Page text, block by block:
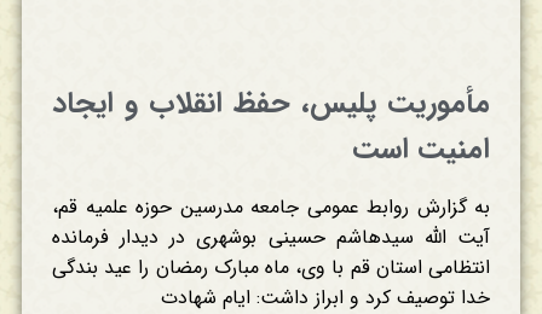
مأموریت پلیس، حفظ انقلاب و ایجاد
امنیت است
به گزارش روابط عمومی جامعه مدرسین حوزه علمیه قم،
آیت الله سیدهاشم حسینی بوشهری در دیدار فرمانده
انتظامی استان قم با وی، ماه مبارک رمضان را عید بندگی
خدا توصیف کرد و ابراز داشت: ایام شهادت